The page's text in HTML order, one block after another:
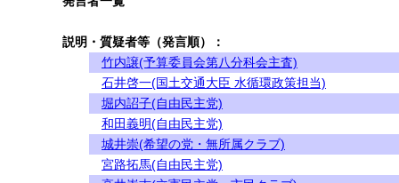
説明・質疑者等（発言順）：
竹内譲(予算委員会第八分科会主査)
石井啓一(国土交通大臣 水循環政策担当)
堀内詔子(自由民主党)
和田義明(自由民主党)
城井崇(希望の党・無所属クラブ)
宮路拓馬(自由民主党)